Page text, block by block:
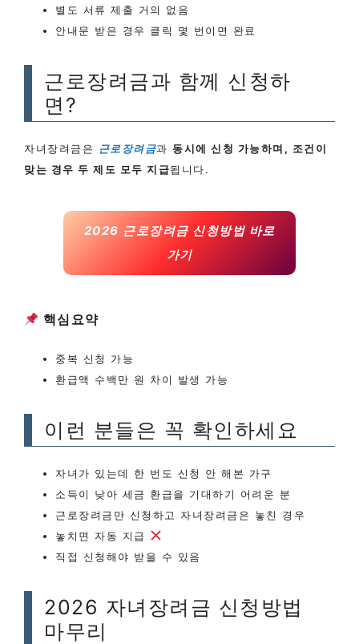
별도 서류 제출 거의 없음
안내문 받은 경우 클릭 몇 번이면 완료
근로장려금과 함께 신청하
면?
자녀장려금은 근로장려금과 동시에 신청 가능하며, 조건이
맞는 경우 두 제도 모두 지급됩니다.
2026 근로장려금 신청방법 바로
가기
핵심요약
중복 신청 가능
환급액 수백만 원 차이 발생 가능
이런 분들은 꼭 확인하세요
자녀가 있는데 한 번도 신청 안 해본 가구
소득이 낮아 세금 환급을 기대하기 어려운 분
근로장려금만 신청하고 자녀장려금은 놓친 경우
놓치면 자동 지급
직접 신청해야 받을 수 있음
2026 자녀장려금 신청방법
마무리